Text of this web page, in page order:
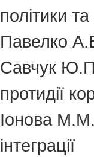
політики
Павелко
Савчук Ю.П.
протидії
Іонова М.М.
інтеграції